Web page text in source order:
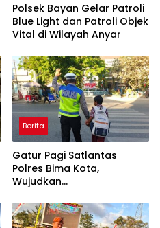
Polsek Bayan Gelar Patroli
Blue Light dan Patroli Objek
Vital di Wilayah Anyar
Berita
Gatur Pagi Satlantas
Polres Bima Kota,
Wujudkan
Aman dan
Berkeselamatan